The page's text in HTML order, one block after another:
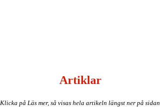
Artiklar
Klicka på Läs mer, så visas hela artikeln längst ner på sidan.